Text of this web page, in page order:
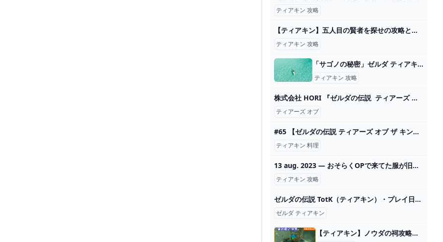
ティアキン 攻略
【ティアキン】五人目の賢者を探せの攻略と進め方【ゼルダの伝説ティアーズオブザキングダム】 - ゲームウィズ
ティアキン 攻略
「サゴノの秘密」ゼルダ ティアキン攻略「エピソードチャレンジ編」【ゼルダの伝説ティアーズオブザキングダム攻略】 GameGamingGames
ティアキン 攻略
株式会社 HORI 『ゼルダの伝説 ティアーズ オブ ザ キングダム』シリーズが登場
ティアーズ オブ
#65 【ゼルダの伝説 ティアーズ オブ ザ キングダム】ゼルダ直伝の料理を知る行方不明の美食家を探す（訪れぬ美食家）【&G】 - YouTube
ティアキン 料理
13 aug. 2023 — おそらくOPで来てた服が旧英傑の服だよなだったら旧英傑の服も新式と同じ見た目だし補修しながら着てたんじゃね？両方は着てないんじゃない？7 2024
ティアキン 攻略
ゼルダの伝説 TotK（ティアキン）・プレイ日記 ２日目/３日目 - ちょっとしたゲーム日記：楽天ブログ
ゼルダ ティアキン
【ティアキン】ノウダの祠攻略 一身の戦い 中等（フルテロップ） - YouTube